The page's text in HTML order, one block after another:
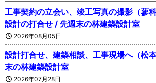
工事契約の立会い、竣工写真の撮影（蓼
設計の打合せ / 先週末の林建築設計室
2026年08月05日
設計打合せ、建築相談、工事現場へ（松
末の林建築設計室
2026年07月28日